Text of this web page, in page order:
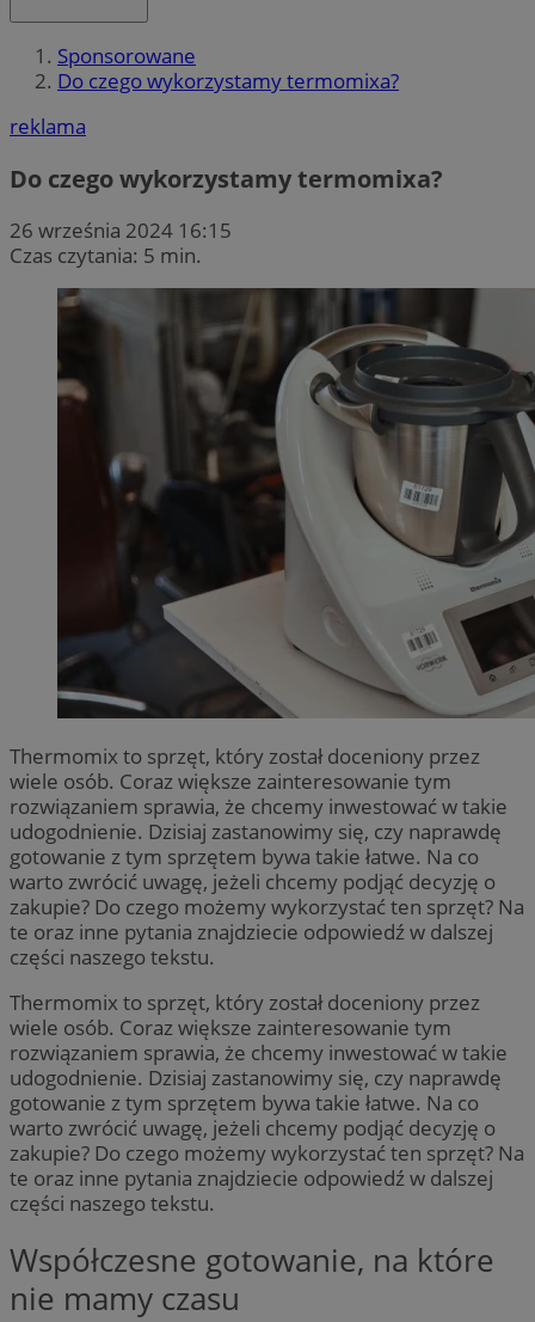
Sponsorowane
Do czego wykorzystamy termomixa?
reklama
Do czego wykorzystamy termomixa?
26 września 2024 16:15
Czas czytania: 5 min.
Thermomix to sprzęt, który został doceniony przez
wiele osób. Coraz większe zainteresowanie tym
rozwiązaniem sprawia, że chcemy inwestować w takie
udogodnienie. Dzisiaj zastanowimy się, czy naprawdę
gotowanie z tym sprzętem bywa takie łatwe. Na co
warto zwrócić uwagę, jeżeli chcemy podjąć decyzję o
zakupie? Do czego możemy wykorzystać ten sprzęt? Na
te oraz inne pytania znajdziecie odpowiedź w dalszej
części naszego tekstu.
Thermomix to sprzęt, który został doceniony przez
wiele osób. Coraz większe zainteresowanie tym
rozwiązaniem sprawia, że chcemy inwestować w takie
udogodnienie. Dzisiaj zastanowimy się, czy naprawdę
gotowanie z tym sprzętem bywa takie łatwe. Na co
warto zwrócić uwagę, jeżeli chcemy podjąć decyzję o
zakupie? Do czego możemy wykorzystać ten sprzęt? Na
te oraz inne pytania znajdziecie odpowiedź w dalszej
części naszego tekstu.
Współczesne gotowanie, na które
nie mamy czasu